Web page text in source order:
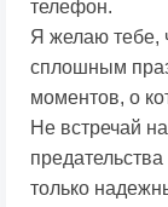
телефон.
Я желаю тебе,
сплошным
моментов, о
Не встречай
только